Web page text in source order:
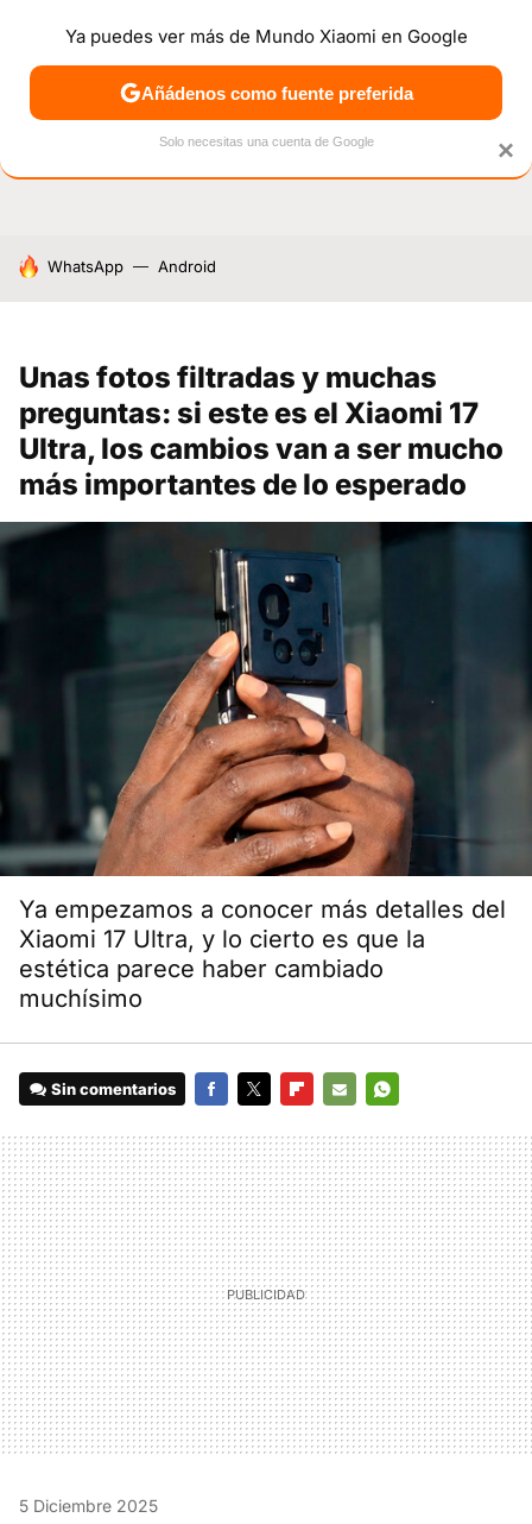
NOTICIAS MÓVILES TUTORIALES OFERTAS
HOY SE HABLA DE
WhatsApp Android
Unas fotos filtradas y muchas
preguntas: si este es el Xiaomi 17
Ultra, los cambios van a ser mucho
más importantes de lo esperado
Ya empezamos a conocer más detalles del
Xiaomi 17 Ultra, y lo cierto es que la
estética parece haber cambiado
muchísimo
Sin comentarios
MAIL
5 Diciembre 2025
×
Ya puedes ver más de Mundo Xiaomi en Google
Añádenos como fuente preferida
Solo necesitas una cuenta de Google